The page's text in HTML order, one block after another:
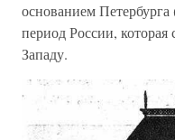
основанием Петербурга
период России, которая
Западу.